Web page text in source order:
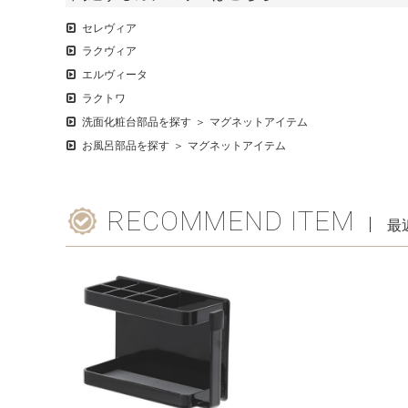
セレヴィア
ラクヴィア
エルヴィータ
ラクトワ
洗面化粧台部品を探す
マグネットアイテム
お風呂部品を探す
マグネットアイテム
RECOMMEND ITEM 最